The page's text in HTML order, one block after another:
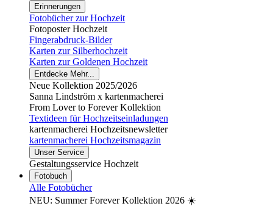
Erinnerungen
Fotobücher zur Hochzeit
Fotoposter Hochzeit
Fingerabdruck-Bilder
Karten zur Silberhochzeit
Karten zur Goldenen Hochzeit
Entdecke Mehr...
Neue Kollektion 2025/2026
Sanna Lindström x kartenmacherei
From Lover to Forever Kollektion
Textideen für Hochzeitseinladungen
kartenmacherei Hochzeitsnewsletter
kartenmacherei Hochzeitsmagazin
Unser Service
Gestaltungsservice Hochzeit
Fotobuch
Alle Fotobücher
NEU: Summer Forever Kollektion 2026 ☀️